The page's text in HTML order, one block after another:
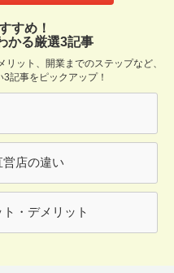
すめ！
かる厳選3記事
ット、開業までのステップなど、
記事をピックアップ！
店の違い
・デメリット